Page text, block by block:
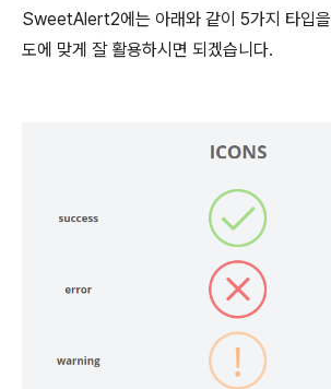
SweetAlert2에는 아래와 같이 5가지 타입
도에 맞게 잘 활용하시면 되겠습니다.